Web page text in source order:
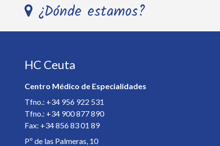
Teléfono *
E-mail *
Especialista *
Detalles de la cita *
¿Dónde estamos?
HC Ceuta
Centro Médico de Especialidades
Tfno.: +34 956 922 531
Tfno.: +34 900 877 890
Fax: +34 856 83 01 89
Pº de las Palmeras, 10